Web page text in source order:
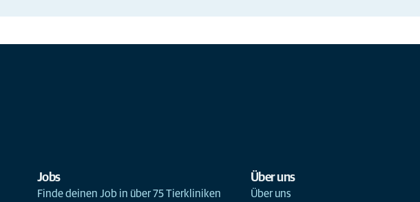
Jobs
Finde deinen Job in über 75 Tierkliniken
Über uns
Über uns